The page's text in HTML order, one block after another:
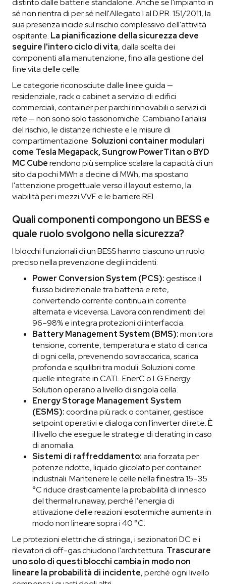
distinto dalle batterie standalone. Anche se l'impianto in
sé non rientra di per sé nell'Allegato I al D.P.R. 151/2011, la
sua presenza incide sul rischio complessivo dell'attività
ospitante. La pianificazione della sicurezza deve
seguire l'intero ciclo di vita, dalla scelta dei
componenti alla manutenzione, fino alla gestione del
fine vita delle celle.
Le categorie riconosciute dalle linee guida —
residenziale, rack o cabinet a servizio di edifici
commerciali, container per parchi rinnovabili o servizi di
rete — non sono solo tassonomiche. Cambiano l'analisi
del rischio, le distanze richieste e le misure di
compartimentazione.Soluzioni container modulari
come Tesla Megapack, Sungrow PowerTitan o BYD
MC Cuberendono più semplice scalare la capacità di un
sito da pochi MWh a decine di MWh, ma spostano
l'attenzione progettuale verso il layout esterno, la
viabilità per i mezzi VVF e le barriere REI.
Quali componenti compongono un BESS e
quale ruolo svolgono nella sicurezza?
I blocchi funzionali di un BESS hanno ciascuno un ruolo
preciso nella prevenzione degli incidenti:
Power Conversion System (PCS):gestisce il
flusso bidirezionale tra batteria e rete,
convertendo corrente continua in corrente
alternata e viceversa. Lavora con rendimenti del
96–98% e integra protezioni di interfaccia.
Battery Management System (BMS):monitora
tensione, corrente, temperatura e stato di carica
di ogni cella, prevenendo sovraccarica, scarica
profonda e squilibri tra moduli. Soluzioni come
quelle integrate in CATL EnerC o LG Energy
Solution operano a livello di singola cella.
Energy Storage Management System
(ESMS):coordina più rack o container, gestisce
setpoint operativi e dialoga con l'inverter di rete. È
il livello che esegue le strategie di derating in caso
di anomalia.
Sistemi di raffreddamento:aria forzata per
potenze ridotte, liquido glicolato per container
industriali. Mantenere le celle nella finestra 15–35
°C riduce drasticamente la probabilità di innesco
del thermal runaway, perché l'energia di
attivazione delle reazioni esotermiche aumenta in
modo non lineare sopra i 40 °C.
Le protezioni elettriche di stringa, i sezionatori DC e i
rilevatori di off-gas chiudono l'architettura. Trascurare
uno solo di questi blocchi cambia in modo non
lineare la probabilità di incidente, perché ogni livello